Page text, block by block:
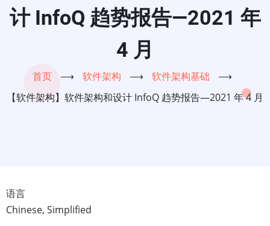
计 InfoQ 趋势报告—2021 年
4 月
首页 ⟶ 软件架构 ⟶ 软件架构基础
⟶
【软件架构】软件架构和设计 InfoQ 趋势报告—2021 年 4 月
语言
Chinese, Simplified